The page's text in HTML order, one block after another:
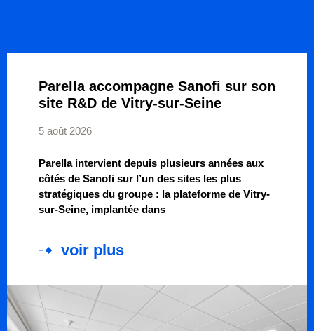
Parella accompagne Sanofi sur son
site R&D de Vitry-sur-Seine
5 août 2026
Parella intervient depuis plusieurs années aux
côtés de Sanofi sur l’un des sites les plus
stratégiques du groupe : la plateforme de Vitry-
sur-Seine, implantée dans
voir plus